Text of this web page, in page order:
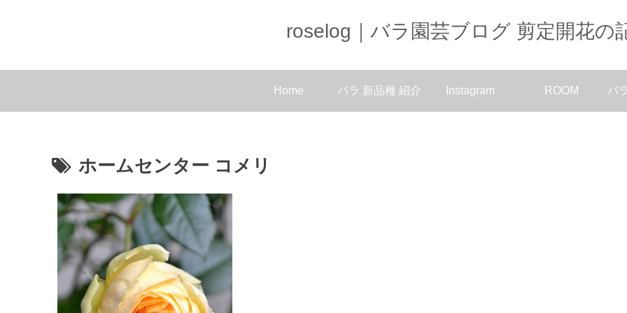
roselog｜バラ園芸ブログ 剪定開花の
Home バラ 新品種 紹介 Instagram ROOM バ
ホームセンター コメリ